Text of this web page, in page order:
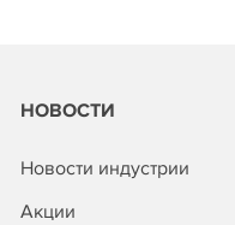
НОВОСТИ
Новости индустрии
Акции